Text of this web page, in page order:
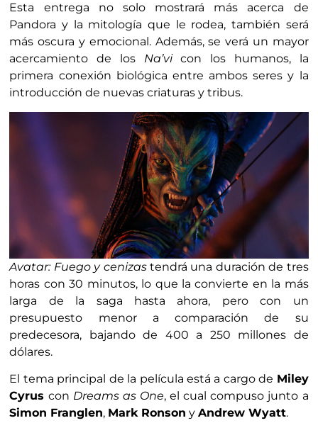
Esta entrega no solo mostrará más acerca de
Pandora y la mitología que le rodea, también será
más oscura y emocional. Además, se verá un mayor
acercamiento de los Na’vicon los humanos, la
primera conexión biológica entre ambos seres y la
introducción de nuevas criaturas y tribus.
Avatar: Fuego y cenizastendrá una duración de tres
horas con 30 minutos, lo que la convierte en la más
larga de la saga hasta ahora, pero con un
presupuesto menor a comparación de su
predecesora, bajando de 400 a 250 millones de
dólares.
El tema principal de la película está a cargo de Miley
Cyrus con Dreams as One, el cual compuso junto a
Simon Franglen, Mark Ronson yAndrew Wyatt.